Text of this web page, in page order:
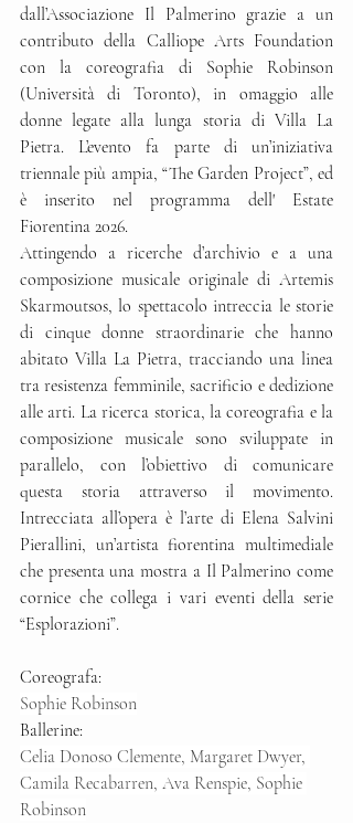
dall’Associazione Il Palmerino grazie a un
contributo della Calliope Arts Foundation
con la coreografia di Sophie Robinson
(Università di Toronto), in omaggio alle
donne legate alla lunga storia di Villa La
Pietra. L’evento fa parte di un’iniziativa
triennale più ampia, “The Garden Project”, ed
è inserito nel programma dell' Estate
Fiorentina 2026.
Attingendo a ricerche d’archivio e a una
composizione musicale originale di Artemis
Skarmoutsos, lo spettacolo intreccia le storie
di cinque donne straordinarie che hanno
abitato Villa La Pietra, tracciando una linea
tra resistenza femminile, sacrificio e dedizione
alle arti. La ricerca storica, la coreografia e la
composizione musicale sono sviluppate in
parallelo, con l’obiettivo di comunicare
questa storia attraverso il movimento.
Intrecciata all’opera è l’arte di Elena Salvini
Pierallini, un’artista fiorentina multimediale
che presenta una mostra a Il Palmerino come
cornice che collega i vari eventi della serie
“Esplorazioni”.
Coreografa:
Sophie Robinson
Ballerine:
Celia Donoso Clemente, Margaret Dwyer,
Camila Recabarren, Ava Renspie, Sophie
Robinson